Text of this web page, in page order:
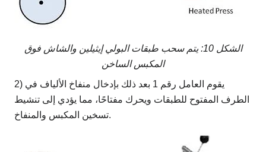
الشكل 10: يتم سحب طبقات البولي إيثيلين والشاش فوق
المكبس الساخن
2) يقوم العامل رقم 1 بعد ذلك بإدخال منفاخ الألياف في
الطرف المفتوح للطبقات ويحرك مفتاحًا، مما يؤدي إلى تنشيط
تسخين المكبس والمنفاخ.